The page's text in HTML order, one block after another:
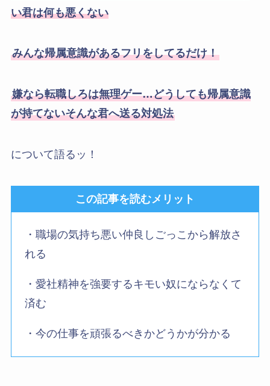
い君は何も悪くない
みんな帰属意識があるフリをしてるだけ！
嫌なら転職しろは無理ゲー…どうしても帰属意識
が持てないそんな君へ送る対処法
について語るッ！
この記事を読むメリット
・職場の気持ち悪い仲良しごっこから解放さ
れる
・愛社精神を強要するキモい奴にならなくて
済む
・今の仕事を頑張るべきかどうかが分かる